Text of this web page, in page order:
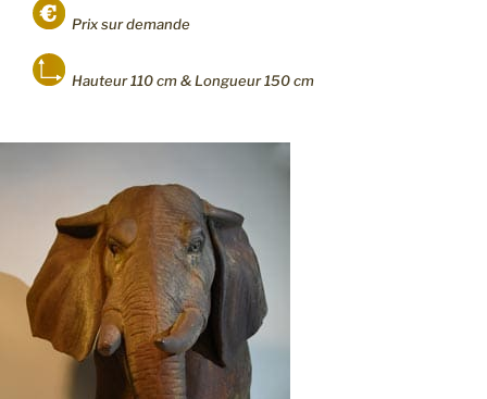
Prix sur demande
Hauteur 110 cm & Longueur 150 cm